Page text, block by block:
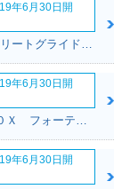
年6月30日開
ジャンさんさん:ＦＬＨＸ ストリートグライド(ハーレーダビッドソン)
年6月30日開
Maserati Milkeさん:ＸＬ１２００Ｘ フォーティエイト(ハーレーダビッドソン)
年6月30日開